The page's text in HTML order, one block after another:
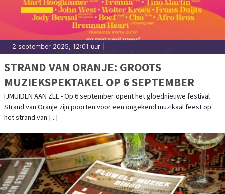
2 september 2025, 12:01 uur
STRAND VAN ORANJE: GROOTS
MUZIEKSPEKTAKEL OP 6 SEPTEMBER
IJMUIDEN AAN ZEE - Op 6 september opent het gloednieuwe festival
Strand van Oranje zijn poorten voor een ongekend muzikaal feest op
het strand van [...]